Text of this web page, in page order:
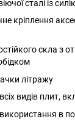
сталі із
кріплення
скла з
літражу
видів плит,
в